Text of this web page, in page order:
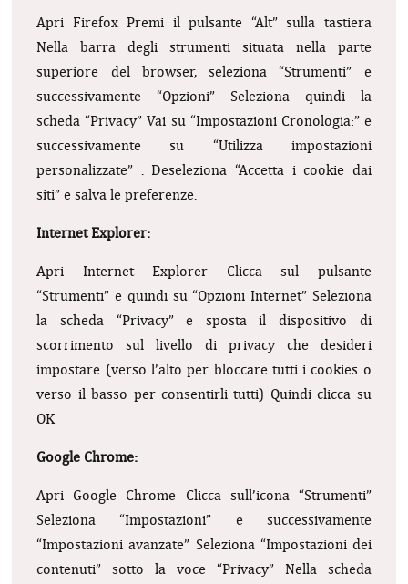
Apri FirefoxPremi il pulsante “Alt” sulla tastiera
Nella barra degli strumenti situata nella parte
superiore del browser, seleziona “Strumenti” e
successivamente “Opzioni” Seleziona quindi la
scheda “Privacy” Vai su “Impostazioni Cronologia:” e
successivamente su “Utilizza impostazioni
personalizzate” . Deseleziona “Accetta i cookie dai
siti” e salva le preferenze.
Internet Explorer:
Apri Internet Explorer Clicca sul pulsante
“Strumenti” e quindi su “Opzioni Internet”Seleziona
la scheda “Privacy” e sposta il dispositivo di
scorrimento sul livello di privacy che desideri
impostare (verso l’alto per bloccare tutti i cookies o
verso il basso per consentirli tutti) Quindi clicca su
OK
Google Chrome:
Apri Google Chrome Clicca sull’icona “Strumenti”
Seleziona “Impostazioni” e successivamente
“Impostazioni avanzate” Seleziona “Impostazioni dei
contenuti” sotto la voce “Privacy”Nella scheda